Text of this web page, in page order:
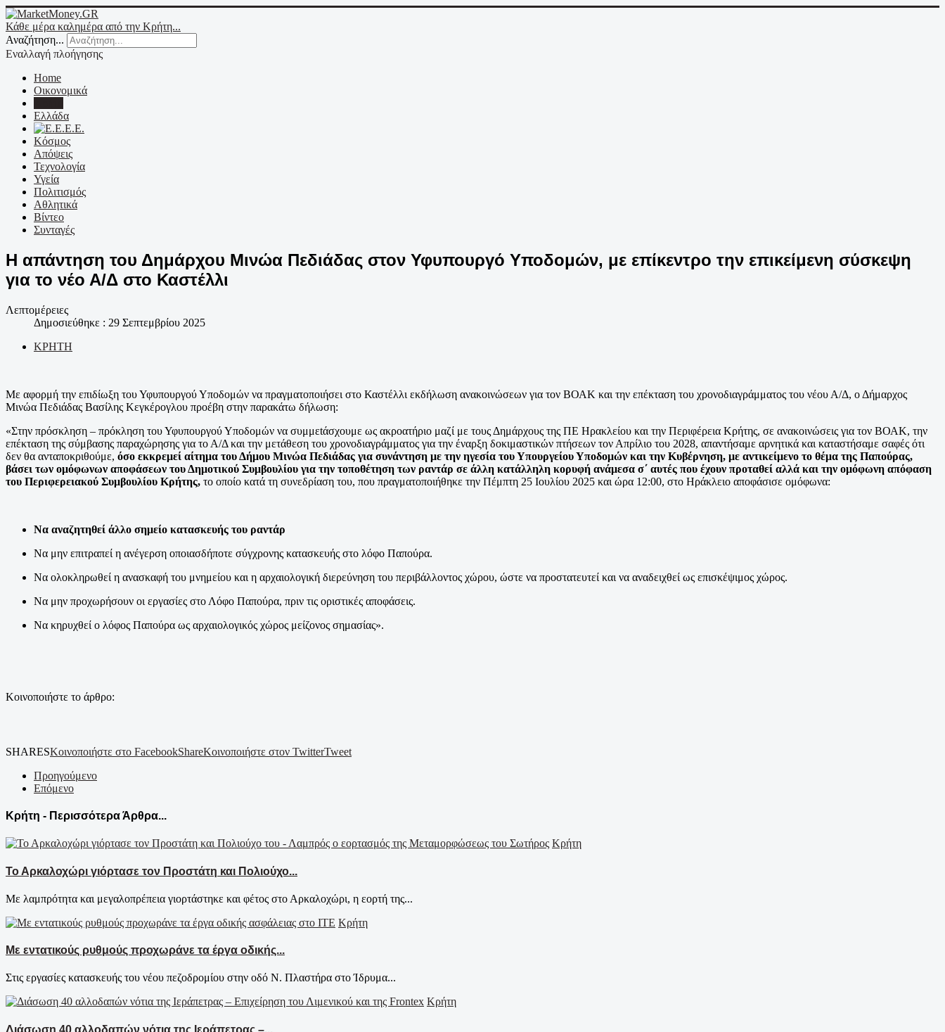
Κάθε μέρα καλημέρα από την Κρήτη...
Αναζήτηση...
Εναλλαγή πλοήγησης
Home
Οικονομικά
Ελλάδα
Ε.Ε.
Κόσμος
Απόψεις
Τεχνολογία
Υγεία
Πολιτισμός
Αθλητικά
Βίντεο
Συνταγές
Η απάντηση του Δημάρχου Μινώα Πεδιάδας στον Υφυπουργό Υποδομών, με επίκεντρο την επικείμενη σύσκεψη
για το νέο Α/Δ στο Καστέλλι
Λεπτομέρειες
Δημοσιεύθηκε : 29 Σεπτεμβρίου 2025
ΚΡΗΤΗ
Με αφορμή την επιδίωξη του Υφυπουργού Υποδομών να πραγματοποιήσει στο Καστέλλι εκδήλωση ανακοινώσεων για τον ΒΟΑΚ και την επέκταση του χρονοδιαγράμματος του νέου Α/Δ, ο Δήμαρχος
Μινώα Πεδιάδας Βασίλης Κεγκέρογλου προέβη στην παρακάτω δήλωση:
«Στην πρόσκληση – πρόκληση του Υφυπουργού Υποδομών να συμμεtάσχουμε ως ακροατήριο μαζί με τους Δημάρχους της ΠΕ Ηρακλείου και την Περιφέρεια Κρήτης, σε ανακοινώσεις για τον ΒΟΑΚ, την
επέκταση της σύμβασης παραχώρησης για το Α/Δ και την μετάθεση του χρονοδιαγράμματος για την έναρξη δοκιμαστικών πτήσεων τον Απρίλιο του 2028, απαντήσαμε αρνητικά και καταστήσαμε σαφές ότι
δεν θα ανταποκριθούμε, όσο εκκρεμεί αίτημα του Δήμου Μινώα Πεδιάδας για συνάντηση με την ηγεσία του Υπουργείου Υποδομών και την Κυβέρνηση, με αντικείμενο το θέμα της Παπούρας,
βάσει των ομόφωνων αποφάσεων του Δημοτικού Συμβουλίου για την τοποθέτηση των ραντάρ σε άλλη κατάλληλη κορυφή ανάμεσα σ΄ αυτές που έχουν προταθεί αλλά και την ομόφωνη απόφαση
του Περιφερειακού Συμβουλίου Κρήτης, το οποίο κατά τη συνεδρίαση του, που πραγματοποιήθηκε την Πέμπτη 25 Ιουλίου 2025 και ώρα 12:00, στο Ηράκλειο αποφάσισε ομόφωνα:
Να αναζητηθεί άλλο σημείο κατασκευής του ραντάρ
Να μην επιτραπεί η ανέγερση οποιασδήποτε σύγχρονης κατασκευής στο λόφο Παπούρα.
Να ολοκληρωθεί η ανασκαφή του μνημείου και η αρχαιολογική διερεύνηση του περιβάλλοντος χώρου, ώστε να προστατευτεί και να αναδειχθεί ως επισκέψιμος χώρος.
Να μην προχωρήσουν οι εργασίες στο Λόφο Παπούρα, πριν τις οριστικές αποφάσεις.
Να κηρυχθεί ο λόφος Παπούρα ως αρχαιολογικός χώρος μείζονος σημασίας».
Κοινοποιήστε το άρθρο:
SHARESΚοινοποιήστε στο FacebookShareΚοινοποιήστε στον TwitterTweet
Προηγούμενο
Επόμενο
Κρήτη - Περισσότερα Άρθρα...
Κρήτη
Το Αρκαλοχώρι γιόρτασε τον Προστάτη και Πολιούχο...
Με λαμπρότητα και μεγαλοπρέπεια γιορτάστηκε και φέτος στο Αρκαλοχώρι, η εορτή της...
Κρήτη
Με εντατικούς ρυθμούς προχωράνε τα έργα οδικής...
Στις εργασίες κατασκευής του νέου πεζοδρομίου στην οδό Ν. Πλαστήρα στο Ίδρυμα...
Κρήτη
Διάσωση 40 αλλοδαπών νότια της Ιεράπετρας –...